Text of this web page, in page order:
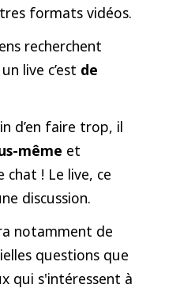
formats vidéos.
recherchent
live c’est de
d’en faire trop, il
même et
chat ! Le live, ce
discussion.
notamment de
questions que
qui s'intéressent à